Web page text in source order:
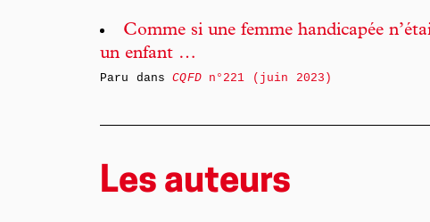
Comme si une femme handicapée
un enfant …
Paru dansCQFDn°221 (juin 2023)
Les auteurs